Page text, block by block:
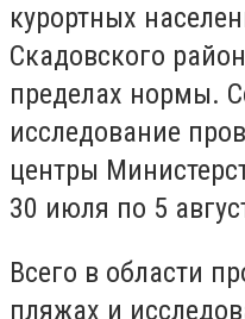
курортных
Скадовского
пределах нормы.
исследование
центры
30 июля по 5
Всего в области
пляжах и